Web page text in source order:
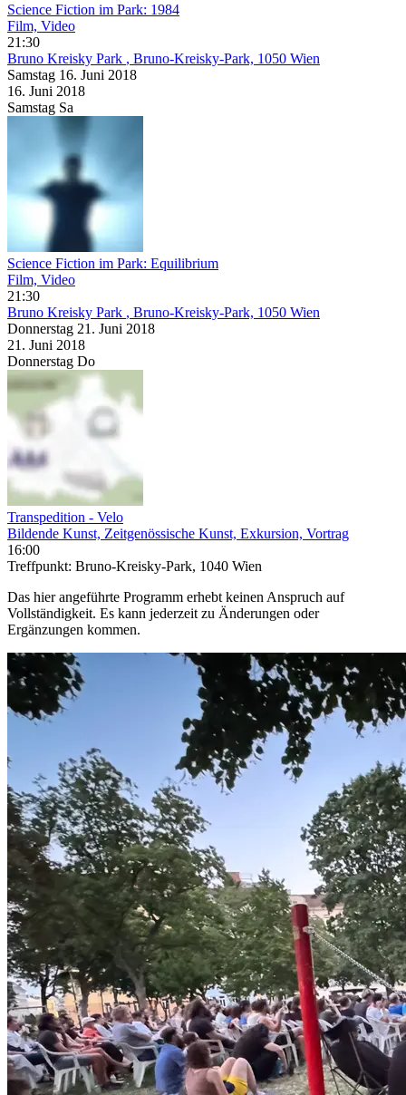
Science Fiction im Park: 1984
Film, Video
21:30
Bruno Kreisky Park , Bruno-Kreisky-Park, 1050 Wien
Samstag 16. Juni 2018
16. Juni 2018
Samstag Sa
Science Fiction im Park: Equilibrium
Film, Video
21:30
Bruno Kreisky Park , Bruno-Kreisky-Park, 1050 Wien
Donnerstag 21. Juni 2018
21. Juni 2018
Donnerstag Do
Transpedition - Velo
Bildende Kunst, Zeitgenössische Kunst, Exkursion, Vortrag
16:00
Treffpunkt: Bruno-Kreisky-Park, 1040 Wien
Das hier angeführte Programm erhebt keinen Anspruch auf
Vollständigkeit. Es kann jederzeit zu Änderungen oder
Ergänzungen kommen.